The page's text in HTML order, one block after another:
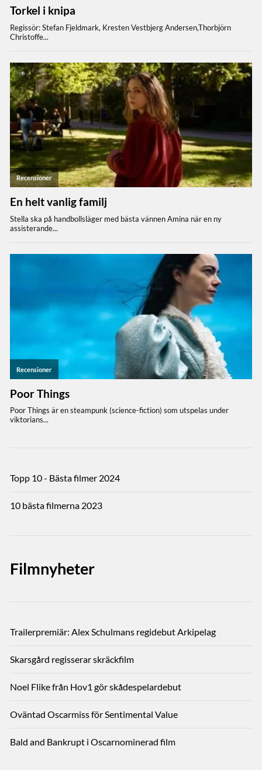
Topp 10 - Bästa filmer 2024
10 bästa filmerna 2023
Filmnyheter
Trailerpremiär: Alex Schulmans regidebut Arkipelag
Skarsgård regisserar skräckfilm
Noel Flike från Hov1 gör skådespelardebut
Oväntad Oscarmiss för Sentimental Value
Bald and Bankrupt i Oscarnominerad film